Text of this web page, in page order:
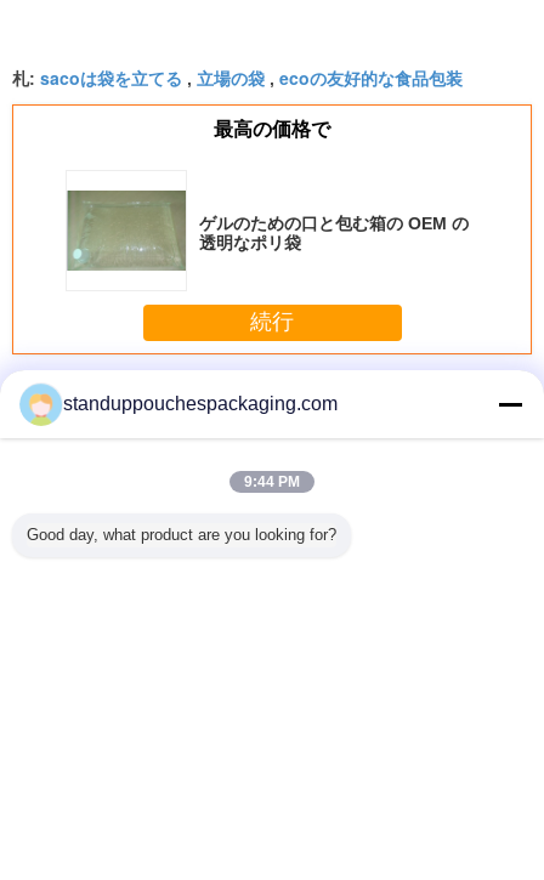
札: sacoは袋を立てる , 立場の袋 , ecoの友好的な食品包装
最高の価格で
ゲルのための口と包む箱の OEM の
透明なポリ袋
続行
多く ジッパーのついた袋に立ち上がる
ごジュ
インの
Resealable
Resealable 袋を
7g/ 20gカプセル
によって集中され
standuppouchespackaging.com
9:44 PM
Good day, what product are you looking for?